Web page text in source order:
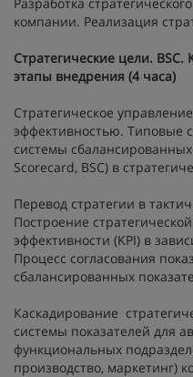
компании. Реализация
Стратегические цели. BSC.
этапы внедрения (4 часа)
Стратегическое
эффективностью. Типовые
системы
Scorecard, BSC) в
Перевод стратегии в
Построение
эффективности (KPI) в
Процесс согласования
сбалансированных
Каскадирование
системы показателей для
функциональных
производство, маркетинг)